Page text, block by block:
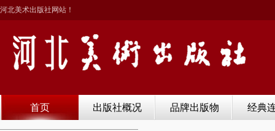
河北美术出版社网站！
首页 出版社概况 品牌出版物 经典